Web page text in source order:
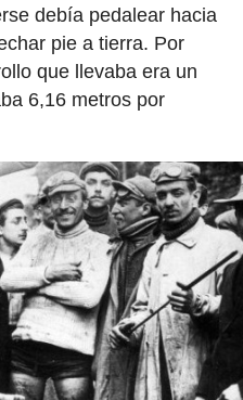
debía pedalear hacia
pie a tierra. Por
que llevaba era un
6,16 metros por